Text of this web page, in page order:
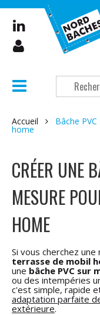
Accueil Bâche
home
CRÉER UNE
MESURE
HOME
Si vous cherchez
terrasse de mobil
une bâche PVC sur
ou des intempéries
c'est simple, rapide
adaptation parfaite
extérieure.